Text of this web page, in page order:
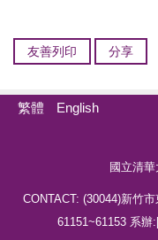
友善列印 分享
繁體 English
國立清
CONTACT: (30044)新竹
61151~61153 系辦